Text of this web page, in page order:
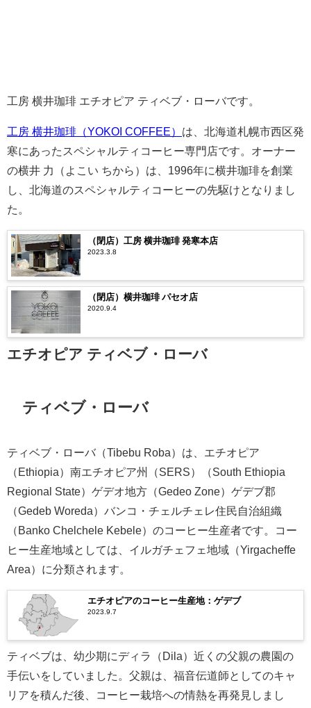
工房 横井珈琲 エチオピア ティベブ・ローバです。
工房 横井珈琲（YOKOI COFFEE） は、北海道札幌市西区発
寒にあったスペシャルティコーヒー専門店です。オーナー
の横井 力（よこい ちから）は、1996年に横井珈琲を創業
し、北海道のスペシャルティコーヒーの先駆けとなりまし
た。
（閉店）工房 横井珈琲 発寒本店
2023.3.8
（閉店）横井珈琲 パセオ店
2020.9.4
エチオピア ティベブ・ローバ
ティベブ・ローバ
ティベブ・ローバ（Tibebu Roba）は、エチオピア
（Ethiopia）南エチオピア州（SERS）（South Ethiopia
Regional State）ゲデオ地方（Gedeo Zone）ゲデブ郡
（Gedeb Woreda）バンコ・チェルチェレ住民自治組織
（Banko Chelchele Kebele）のコーヒー生産者です。コー
ヒー生産地域としては、イルガチェフェ地域（Yirgacheffe
Area）に分類されます。
エチオピアのコーヒー生産地：ゲデブ
2023.9.7
ティベブは、幼少期にディラ（Dila）近くの父親の農園の
手伝いをしていました。父親は、福音伝道師としてのキャ
リアを積んだ後、コーヒー栽培への情熱を再発見しまし